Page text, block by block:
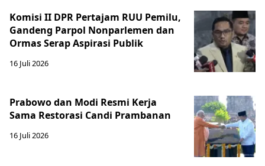
Komisi II DPR Pertajam RUU Pemilu,
Gandeng Parpol Nonparlemen dan
Ormas Serap Aspirasi Publik
16 Juli 2026
Prabowo dan Modi Resmi Kerja
Sama Restorasi Candi Prambanan
16 Juli 2026